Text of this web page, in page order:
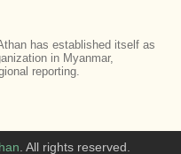
has established itself as
in Myanmar,
reporting.
. All rights reserved.